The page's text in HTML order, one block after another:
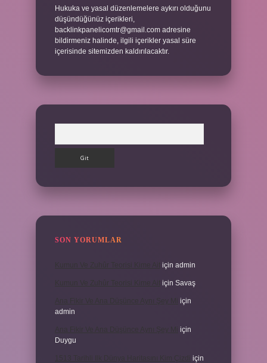
Hukuka ve yasal düzenlemelere aykırı olduğunu
düşündüğünüz içerikleri,
backlinkpanelicomtr@gmail.com adresine
bildirmeniz halinde, ilgili içerikler yasal süre
içerisinde sitemizden kaldırılacaktır.
SON YORUMLAR
için admin
için Savaş
için
admin
için
Duygu
için